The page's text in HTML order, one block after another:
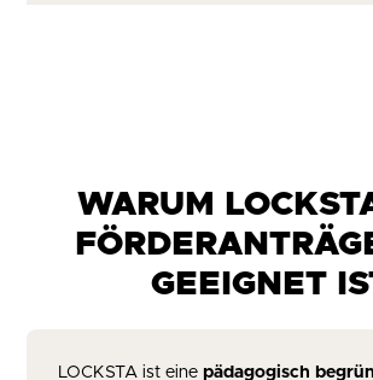
WARUM
GEEIGNET
LOCKSTA ist eine pädagogisch